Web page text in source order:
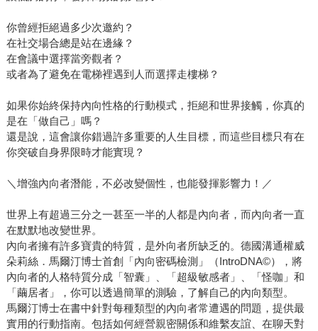
你曾經拒絕過多少次邀約？
在社交場合總是站在邊緣？
在會議中選擇當旁觀者？
或者為了避免在電梯裡遇到人而選擇走樓梯？
如果你始終保持內向性格的行動模式，拒絕和世界接觸，你真的
是在「做自己」嗎？
還是說，這會讓你錯過許多重要的人生目標，而這些目標只有在
你突破自身界限時才能實現？
＼增強內向者潛能，不必改變個性，也能發揮影響力！／
世界上有超過三分之一甚至一半的人都是內向者，而內向者一直
在默默地改變世界。
內向者擁有許多寶貴的特質，是外向者所缺乏的。德國溝通權威
朵莉絲．馬爾汀博士首創「內向密碼檢測」（IntroDNA©），將
內向者的人格特質分成「智囊」、「超級敏感者」、「怪咖」和
「繭居者」，你可以透過簡單的測驗，了解自己的內向類型。
馬爾汀博士在書中針對每種類型的內向者常遭遇的問題，提供最
實用的行動指南。包括如何經營親密關係和維繫友誼、在聊天對